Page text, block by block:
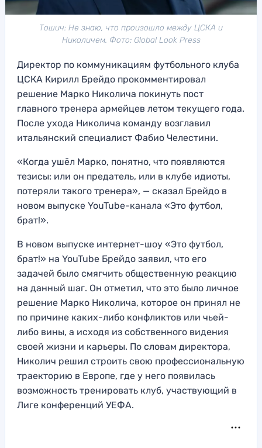
Тошич: Не знаю, что произошло между ЦСКА и
Николичем. Фото: Global Look Press
Директор по коммуникациям футбольного клуба
ЦСКА Кирилл Брейдо прокомментировал
решение Марко Николича покинуть пост
главного тренера армейцев летом текущего года.
После ухода Николича команду возглавил
итальянский специалист Фабио Челестини.
«Когда ушёл Марко, понятно, что появляются
тезисы: или он предатель, или в клубе идиоты,
потеряли такого тренера», — сказал Брейдо в
новом выпуске YouTube-канала «Это футбол,
брат!».
В новом выпуске интернет-шоу «Это футбол,
брат!» на YouTube Брейдо заявил, что его
задачей было смягчить общественную реакцию
на данный шаг. Он отметил, что это было личное
решение Марко Николича, которое он принял не
по причине каких-либо конфликтов или чьей-
либо вины, а исходя из собственного видения
своей жизни и карьеры. По словам директора,
Николич решил строить свою профессиональную
траекторию в Европе, где у него появилась
возможность тренировать клуб, участвующий в
Лиге конференций УЕФА.